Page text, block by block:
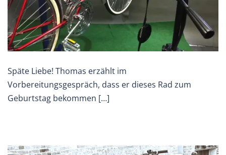
Späte Liebe! Thomas erzählt im
Vorbereitungsgespräch, dass er dieses Rad zum
Geburtstag bekommen […]